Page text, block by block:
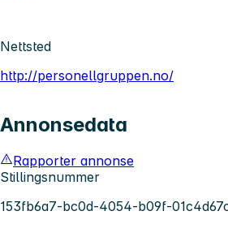
Nettsted
http://personellgruppen.no/
Annonsedata
Rapporter annonse
Stillingsnummer
153fb6a7-bc0d-4054-b09f-